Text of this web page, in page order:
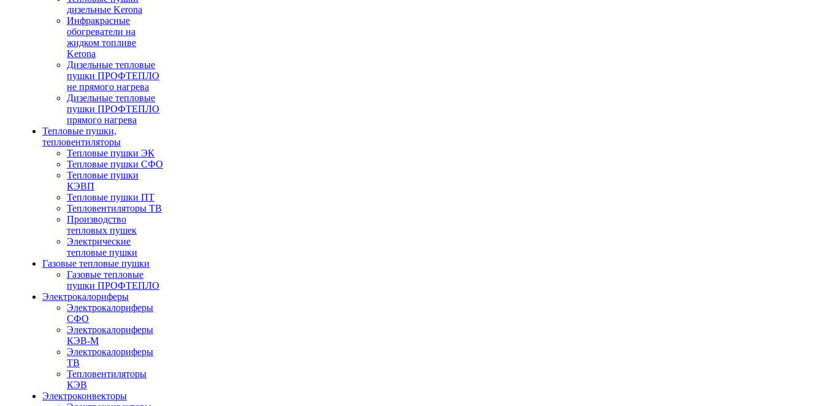
дизельные Kerona
Инфракрасные
обогреватели на
жидком топливе
Kerona
Дизельные тепловые
пушки ПРОФТЕПЛО
не прямого нагрева
Дизельные тепловые
пушки ПРОФТЕПЛО
прямого нагрева
Тепловые пушки,
тепловентиляторы
Тепловые пушки ЭК
Тепловые пушки СФО
Тепловые пушки
КЭВП
Тепловые пушки ПТ
Тепловентиляторы ТВ
Производство
тепловых пушек
Электрические
тепловые пушки
Газовые тепловые пушки
Газовые тепловые
пушки ПРОФТЕПЛО
Электрокалориферы
Электрокалориферы
СФО
Электрокалориферы
КЭВ-М
Электрокалориферы
ТВ
Тепловентиляторы
КЭВ
Электроконвекторы